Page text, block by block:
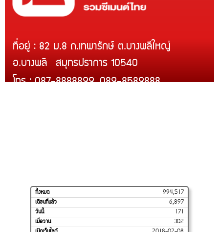
ที่อยู่ : 82 ม.8 ถ.เทพารักษ์ ต.บางพลีใหญ่
อ.บางพลี สมุทรปราการ 10540
โทร : 087-8888899, 089-8589888
ทั้งหมด
994,517
เดือนที่แล้ว
6,897
วันนี้
171
เมื่อวาน
302